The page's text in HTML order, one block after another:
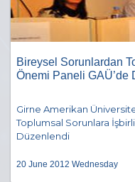
Bireysel Sorunlardan
Önemi Paneli GAÜ’de
Girne Amerikan
Toplumsal Sorunlara
Düzenlendi
20 June 2012 Wednesday